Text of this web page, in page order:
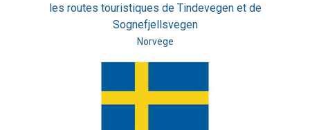
les routes touristiques de Tindevegen et de
Sognefjellsvegen
Norvege